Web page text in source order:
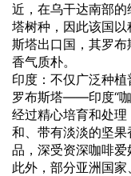
近，在乌干达南部
塔树种，因此该国
斯塔出口国，其罗布
香气质朴。
印度：不仅广泛种
罗布斯塔——印度“咖
经过精心培育和处
和、带有淡淡的坚
品，深受资深咖啡爱
此外，部分亚洲国